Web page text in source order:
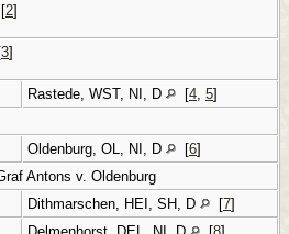
2]
3]
Rastede, WST, NI, D [4 5]
Oldenburg, OL, NI, D [6]
Antons v. Oldenburg
Dithmarschen, HEI, SH, D [7]